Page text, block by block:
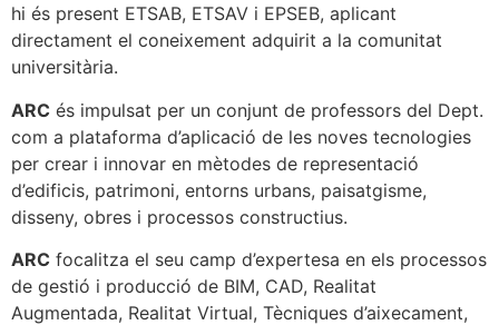
hi és present ETSAB, ETSAV i EPSEB, aplicant
directament el coneixement adquirit a la comunitat
universitària.
ARC és impulsat per un conjunt de professors del Dept.
com a plataforma d’aplicació de les noves tecnologies
per crear i innovar en mètodes de representació
d’edificis, patrimoni, entorns urbans, paisatgisme,
disseny, obres i processos constructius.
ARC focalitza el seu camp d’expertesa en els processos
de gestió i producció de BIM, CAD, Realitat
Augmentada, Realitat Virtual, Tècniques d’aixecament,